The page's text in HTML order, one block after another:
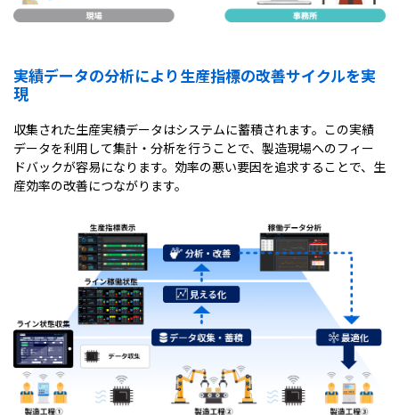
実績データの分析により生産指標の改善サイクルを実
現
収集された生産実績データはシステムに蓄積されます。この実績
データを利用して集計・分析を行うことで、製造現場へのフィー
ドバックが容易になります。効率の悪い要因を追求することで、生
産効率の改善につながります。